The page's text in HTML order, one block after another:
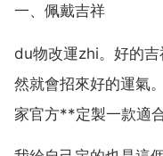
一、佩戴吉祥
du物改運zhi。好的
然就會招來好的運氣
家官方**定製一款適